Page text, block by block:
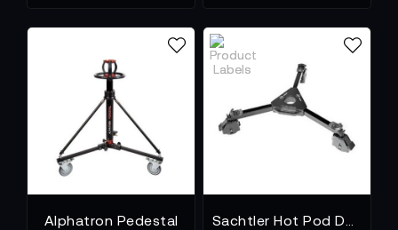
maximale Sicherheit verfügen sie über Feststellräder
und kompakte Faltmechanismen, die Transport und
Lagerung erleichtern. Marken wie Sachtler, Camgear
und Libec stehen für bewährte Qualität, langlebige
Verarbeitung und präzises Handling – ideal für alle,
die ihre Kamera mit Stabilität und Beweglichkeit
zugleich führen möchten.
Weitere technische Details und
Produktempfehlungen findest du unten.
Alphatron Pedestal